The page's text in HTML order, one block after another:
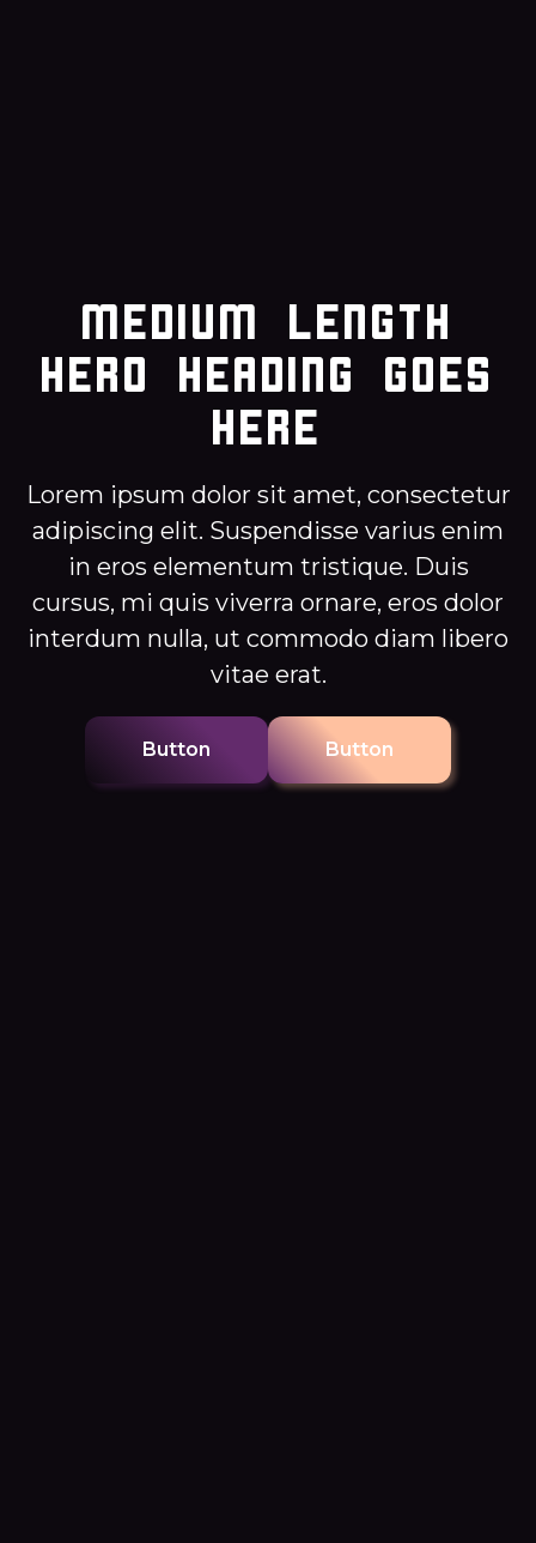
Medium length
hero heading goes
here
Lorem ipsum dolor sit amet, consectetur
adipiscing elit. Suspendisse varius enim
in eros elementum tristique. Duis
cursus, mi quis viverra ornare, eros dolor
interdum nulla, ut commodo diam libero
vitae erat.
Button Button